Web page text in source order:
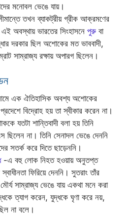
মনোবল ভেঙে যায়।
তখন ব্যাকট্রীয় গ্রীক আক্রমণের
অবস্থায় ভারতের সিংহাসনে পুরু বা
দরকার ছিল অশোকের মত ভাববাদী,
সাম্রাজ্য রক্ষায় অপারগ ছিলেন।
এক ঐতিহাসিক অবশ্য অশোকের
বিদ্রোহ হয় তা স্বীকার করেন না।
যতটা শান্তিবাদী বলা হয় তিনি
না। তিনি সেনাদল ভেঙে দেননি
সতর্ক করে দিতে ছাড়েননি।
-এ বহু লোক নিহত হওয়ায় অনুতপ্ত
ফিরিয়ে দেননি। সুতরাং তাঁর
সাম্রাজ্য ভেঙে যায় একথা মনে করা
ত্যাগ করেন, যুদ্ধকে ঘৃণা করে নয়,
না বলে।